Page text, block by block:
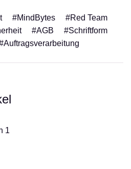
#MindBytes
#Red Team
#AGB
#Schriftform
1